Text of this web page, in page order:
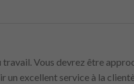
Vous devrez être
un excellent service à la